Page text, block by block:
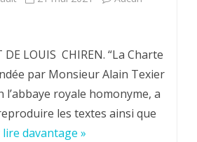
LOUIS CHIREN. “La Charte
par Monsieur Alain Texier
l’abbaye royale homonyme, a
les textes ainsi que
davantage »